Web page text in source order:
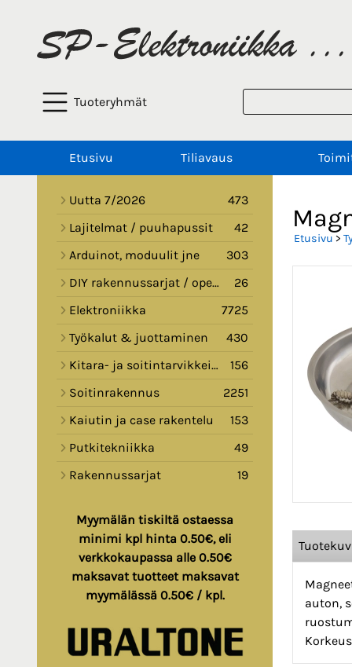
Tuoteryhmät
Etusivu Tiliavaus
Uutta 7/2026
473
Lajitelmat / puuhapussit
42
Arduinot, moduulit jne
303
DIY rakennussarjat / opetussarjat
26
Elektroniikka
7725
Työkalut & juottaminen
430
Kitara- ja soitintarvikkeita
156
Soitinrakennus
2251
Kaiutin ja case rakentelu
153
Putkitekniikka
49
Rakennussarjat
19
Myymälän tiskiltä ostaessa
minimi kpl hinta 0.50€, eli
verkkokaupassa alle 0.50€
maksavat tuotteet maksavat
myymälässä 0.50€ / kpl.
Etusivu >
auton,